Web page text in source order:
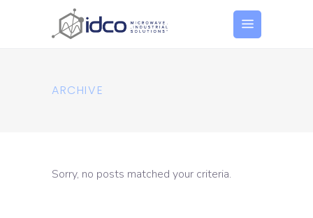
ARCHIVE
Sorry, no posts matched your criteria.